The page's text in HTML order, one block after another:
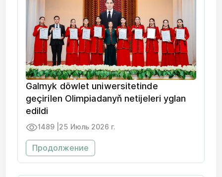
Galmyk döwlet uniwersitetinde
geçirilen Olimpiadanyň netijeleri yglan
edildi
1489 | 25 Июль 2026 г.
Продолжение